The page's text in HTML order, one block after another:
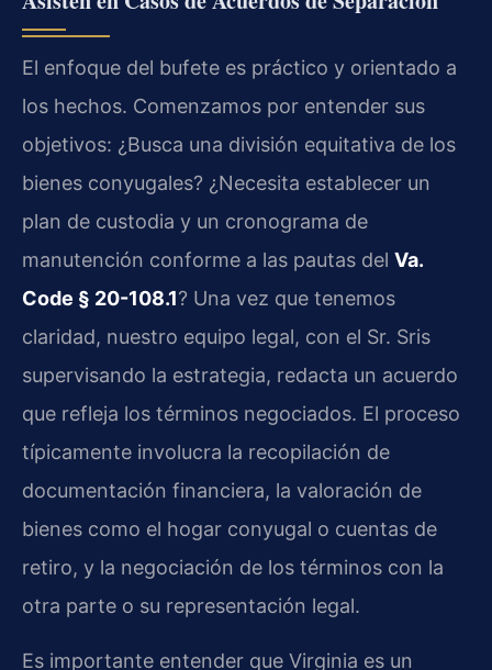
El enfoque del bufete es práctico y orientado a
los hechos. Comenzamos por entender sus
objetivos: ¿Busca una división equitativa de los
bienes conyugales? ¿Necesita establecer un
plan de custodia y un cronograma de
manutención conforme a las pautas del Va.
Code § 20-108.1? Una vez que tenemos
claridad, nuestro equipo legal, con el Sr. Sris
supervisando la estrategia, redacta un acuerdo
que refleja los términos negociados. El proceso
típicamente involucra la recopilación de
documentación financiera, la valoración de
bienes como el hogar conyugal o cuentas de
retiro, y la negociación de los términos con la
otra parte o su representación legal.
Es importante entender que Virginia es un